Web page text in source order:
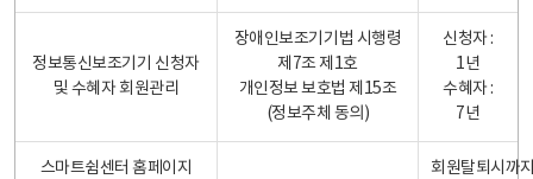
정보통신보조기기 신청자
및 수혜자 회원관리
장애인보조기기법 시행령
제7조 제1호
개인정보 보호법 제15조
(정보주체 동의)
신청자 :
1년
수혜자 :
7년
스마트쉼센터 홈페이지
회원탈퇴시까